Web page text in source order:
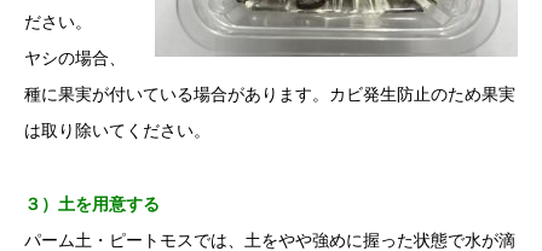
ださい。
ヤシの場合、
種に果実が付いている場合があります。カビ発生防止のため果実
は取り除いてください。
３）土を用意する
パーム土・ピートモスでは、土をやや強めに握った状態で水が滴